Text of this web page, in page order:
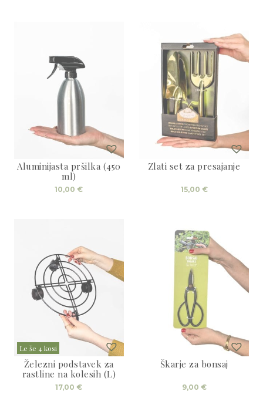
Aluminijasta pršilka (450
ml)
10,00 €
Zlati set za presajanje
15,00 €
Le še 4 kosi
Železni podstavek za
rastline na kolesih (L)
17,00 €
Škarje za bonsaj
9,00 €